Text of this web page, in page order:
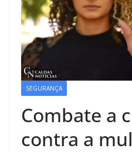
SEGURANÇA
Combate a
contra a